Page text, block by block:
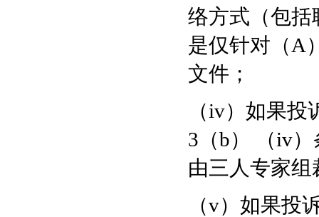
络方式（包括
是仅针对（A
文件；
（iv）如果
3（b） （iv
由三人专家组
（v）如果投